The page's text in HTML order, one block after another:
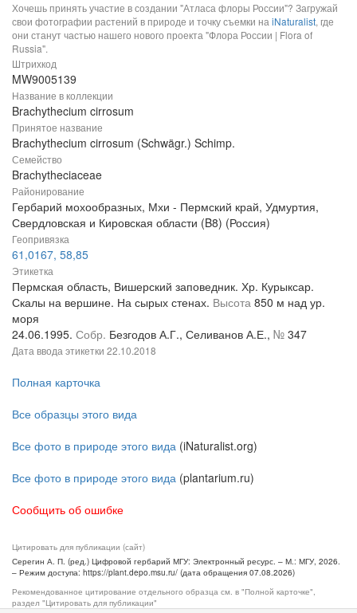
Хочешь принять участие в создании "Атласа флоры России"? Загружай
свои фотографии растений в природе и точку съемки наiNaturalist, где
они станут частью нашего нового проекта "Флора России | Flora of
Russia".
Штрихкод
MW9005139
Название в коллекции
Brachythecium cirrosum
Принятое название
Brachythecium cirrosum (Schwägr.) Schimp.
Семейство
Brachytheciaceae
Районирование
Гербарий мохообразных, Мхи - Пермский край, Удмуртия,
Свердловская и Кировская области (B8) (Россия)
Геопривязка
61,0167, 58,85
Этикетка
Пермская область, Вишерский заповедник. Хр. Курыксар.
Скалы на вершине. На сырых стенах. Высота 850 м над ур.
моря
24.06.1995. Собр. Безгодов А.Г., Селиванов А.Е., № 347
Дата ввода этикетки 22.10.2018
Полная карточка
Все образцы этого вида
Все фото в природе этого вида (iNaturalist.org)
Все фото в природе этого вида (plantarium.ru)
Сообщить об ошибке
Цитировать для публикации (сайт)
Серегин А. П. (ред.) Цифровой гербарий МГУ: Электронный ресурс. – М.: МГУ, 2026.
– Режим доступа: https://plant.depo.msu.ru/ (дата обращения 07.08.2026)
Рекомендованное цитирование отдельного образца см. в "Полной карточке",
раздел "Цитировать для публикации"